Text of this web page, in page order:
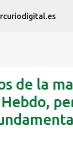
contenido principal
de la